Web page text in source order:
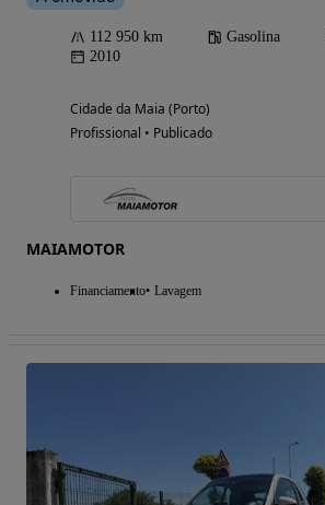
112 950 km Gasolina
2010
Cidade da Maia (Porto)
Profissional • Publicado
MAIAMOTOR
Financiamento Lavagem